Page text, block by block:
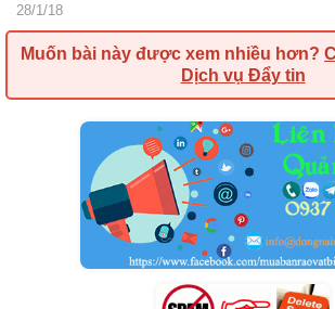
28/1/18
Muốn bài này được xem nhiều hơn?
Dịch vụ Đẩy tin